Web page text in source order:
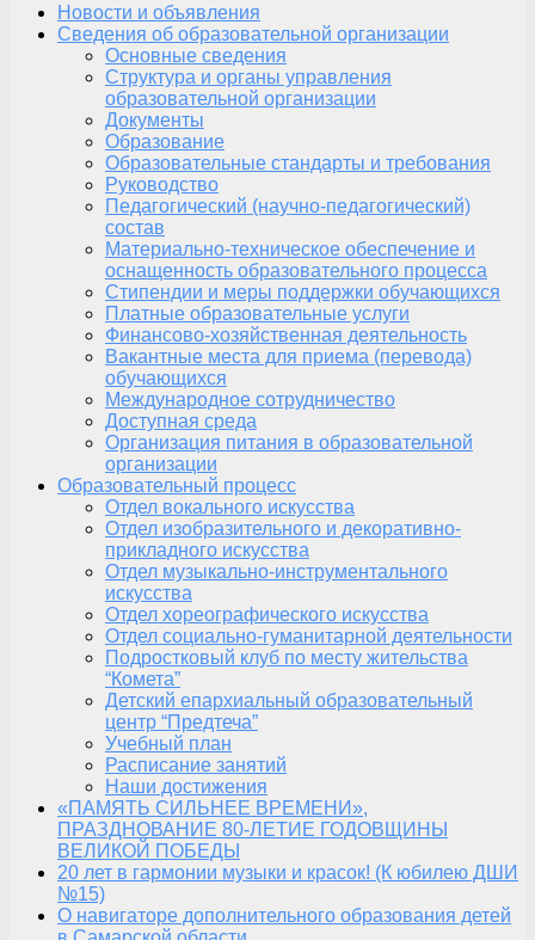
Новости и объявления
Сведения об образовательной организации
Основные сведения
Структура и органы управления
образовательной организации
Документы
Образование
Образовательные стандарты и требования
Руководство
Педагогический (научно-педагогический)
состав
Материально-техническое обеспечение и
оснащенность образовательного процесса
Стипендии и меры поддержки обучающихся
Платные образовательные услуги
Финансово-хозяйственная деятельность
Вакантные места для приема (перевода)
обучающихся
Международное сотрудничество
Доступная среда
Организация питания в образовательной
организации
Образовательный процесс
Отдел вокального искусства
Отдел изобразительного и декоративно-
прикладного искусства
Отдел музыкально-инструментального
искусства
Отдел хореографического искусства
Отдел социально-гуманитарной деятельности
Подростковый клуб по месту жительства
“Комета”
Детский епархиальный образовательный
центр “Предтеча”
Учебный план
Расписание занятий
Наши достижения
«ПАМЯТЬ СИЛЬНЕЕ ВРЕМЕНИ»,
ПРАЗДНОВАНИЕ 80-ЛЕТИЕ ГОДОВЩИНЫ
ВЕЛИКОЙ ПОБЕДЫ
20 лет в гармонии музыки и красок! (К юбилею ДШИ
№15)
О навигаторе дополнительного образования детей